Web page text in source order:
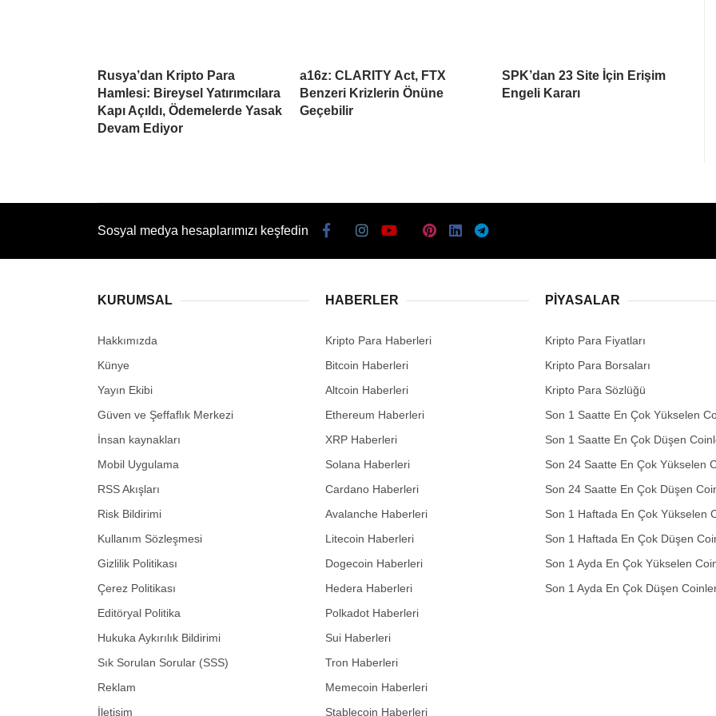
Rusya’dan Kripto Para
Hamlesi: Bireysel Yatırımcılara
Kapı Açıldı, Ödemelerde Yasak
Devam Ediyor
a16z: CLARITY Act, FTX
Benzeri Krizlerin Önüne
Geçebilir
SPK’dan 23 Site İçin Erişim
Engeli Kararı
Sosyal medya hesaplarımızı keşfedin
KURUMSAL
Hakkımızda
Künye
Yayın Ekibi
Güven ve Şeffaflık Merkezi
İnsan kaynakları
Mobil Uygulama
RSS Akışları
Risk Bildirimi
Kullanım Sözleşmesi
Gizlilik Politikası
Çerez Politikası
Editöryal Politika
Hukuka Aykırılık Bildirimi
Sık Sorulan Sorular (SSS)
Reklam
İletişim
HABERLER
Kripto Para Haberleri
Bitcoin Haberleri
Altcoin Haberleri
Ethereum Haberleri
XRP Haberleri
Solana Haberleri
Cardano Haberleri
Avalanche Haberleri
Litecoin Haberleri
Dogecoin Haberleri
Hedera Haberleri
Polkadot Haberleri
Sui Haberleri
Tron Haberleri
Memecoin Haberleri
Stablecoin Haberleri
PIYASALAR
Kripto Para Fiyatları
Kripto Para Borsaları
Kripto Para Sözlüğü
Son 1 Saatte En Çok Yükselen
Son 1 Saatte En Çok Düşen
Son 24 Saatte En Çok Yükselen
Son 24 Saatte En Çok Düşen
Son 1 Haftada En Çok Yükselen
Son 1 Haftada En Çok Düşen
Son 1 Ayda En Çok Yükselen
Son 1 Ayda En Çok Düşen